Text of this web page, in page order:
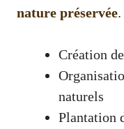
nature préservée
Création
naturels
Plantation